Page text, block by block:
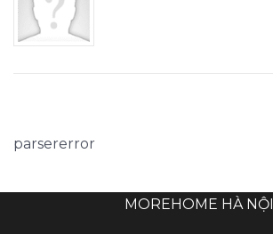
parsererror
MOREHOME HÀ NỘI